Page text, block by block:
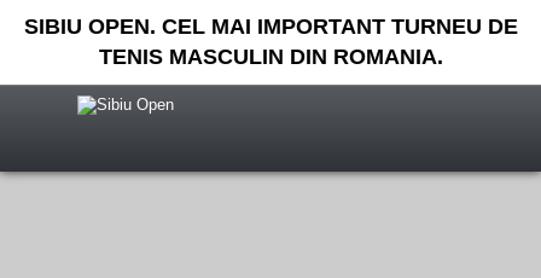
SIBIU OPEN. CEL MAI IMPORTANT TURNEU DE
TENIS MASCULIN DIN ROMANIA.